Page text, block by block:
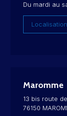
Du mardi au
Localisation
Maromme
13 bis route
76150